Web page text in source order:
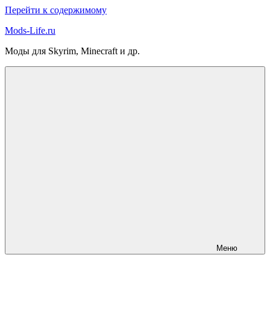
Перейти к содержимому
Mods-Life.ru
Моды для Skyrim, Minecraft и др.
Меню